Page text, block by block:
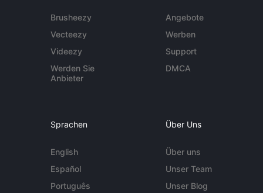
Brusheezy
Vecteezy
Videezy
Werden Sie
Anbieter
Angebote
Werben
Support
DMCA
Sprachen
English
Español
Português
Über Uns
Über uns
Unser Team
Unser Blog